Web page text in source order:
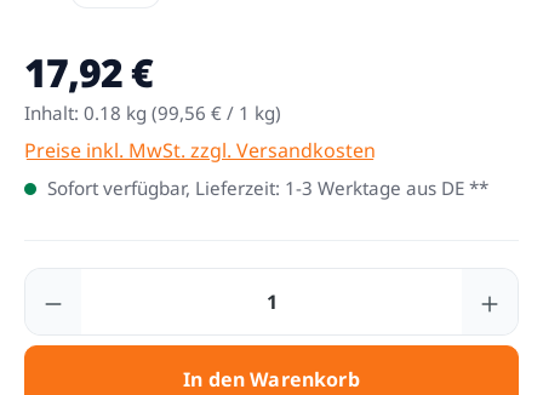
Regulärer Preis:
17,92 €
Inhalt: 0.18 kg (99,56 € / 1 kg)
Preise inkl. MwSt. zzgl. Versandkosten
Sofort verfügbar, Lieferzeit: 1-3 Werktage aus DE **
Produkt Anzahl: Gib den gewünschten
In den Warenkorb